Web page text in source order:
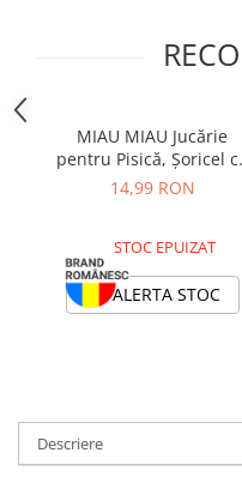
MIAU MIAU Jucărie
pentru Pisică, Șoricel
Pene, 4 bucăți
14,99 RON
STOC EPUIZAT
ALERTA STOC
Descriere